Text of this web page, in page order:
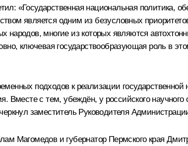
«Государственная национальная политика,
является одним из безусловных
народов, многие из которых являются
ключевая государствообразующая роль в
подходов к реализации государственной
Вместе с тем, убеждён, у российского
заместитель Руководителя
Магомедов и губернатор Пермского края